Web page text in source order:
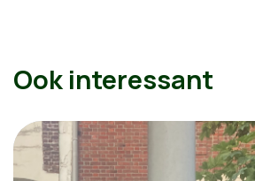
Ook interessant